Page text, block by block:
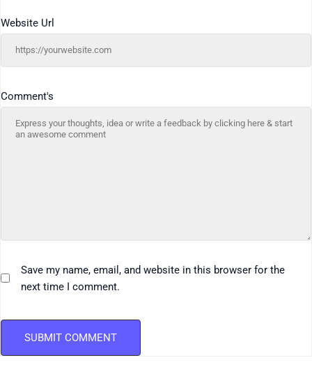
Comment's
Website Url
Save my name, email, and website in this browser for the
next time I comment.